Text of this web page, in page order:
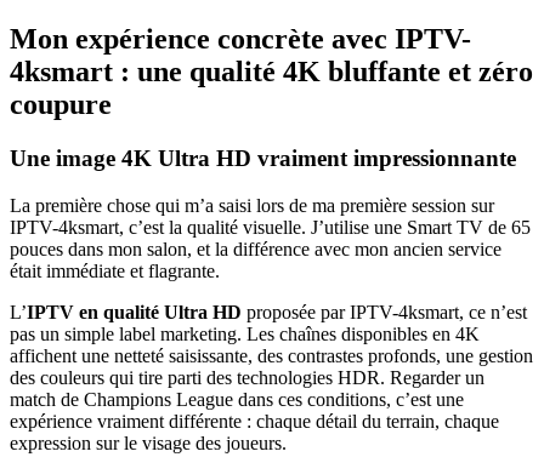
Mon expérience concrète avec IPTV-
4ksmart : une qualité 4K bluffante et zéro
coupure
Une image 4K Ultra HD vraiment impressionnante
La première chose qui m’a saisi lors de ma première session sur
IPTV-4ksmart, c’est la qualité visuelle. J’utilise une Smart TV de 65
pouces dans mon salon, et la différence avec mon ancien service
était immédiate et flagrante.
L’IPTV en qualité Ultra HD proposée par IPTV-4ksmart, ce n’est
pas un simple label marketing. Les chaînes disponibles en 4K
affichent une netteté saisissante, des contrastes profonds, une gestion
des couleurs qui tire parti des technologies HDR. Regarder un
match de Champions League dans ces conditions, c’est une
expérience vraiment différente : chaque détail du terrain, chaque
expression sur le visage des joueurs.